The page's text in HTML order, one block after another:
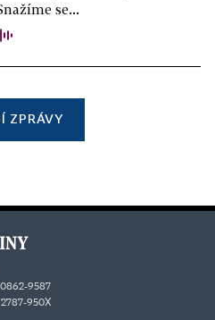
se...
ZPRÁVY
9587
950X